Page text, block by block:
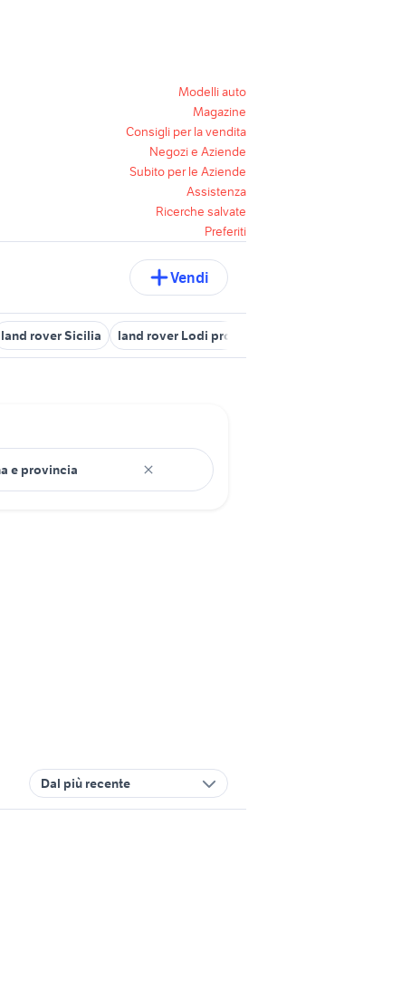
Modelli auto
Magazine
Consigli per la vendita
Negozi e Aziende
Subito per le Aziende
Assistenza
Ricerche salvate
Preferiti
Vendi
land rover Sicilia land rover Lodi provincia
Dal più recente